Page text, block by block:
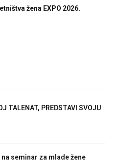
žena EXPO 2026.
TALENAT, PREDSTAVI SVOJU
seminar za mlade žene